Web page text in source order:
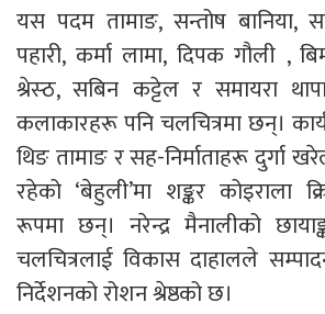
यस पदम तामाङ, सन्तोष बानिया,
पहारी, कर्मा लामा, दिपक गौली ,
श्रेस्ठ, सबिन कट्टेल र समायरा
कलाकारहरू पनि चलचित्रमा छन्।
थिङ तामाङ र सह-निर्माताहरू दुर्गा
रहेको ‘बेहुली’मा शङ्कर कोइराला
रूपमा छन्। नरेन्द्र मैनालीको
चलचित्रलाई विकास दाहालले
निर्देशनको रोशन श्रेष्ठको छ।